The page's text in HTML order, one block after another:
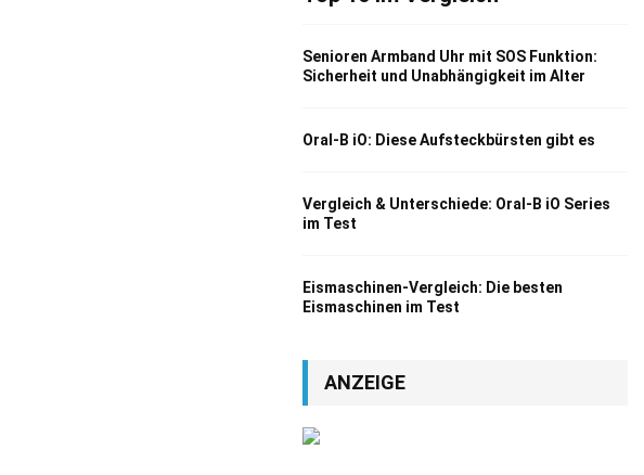
Senioren Armband Uhr mit SOS Funktion:
Sicherheit und Unabhängigkeit im Alter
Oral-B iO: Diese Aufsteckbürsten gibt es
Vergleich & Unterschiede: Oral-B iO Series
im Test
Eismaschinen-Vergleich: Die besten
Eismaschinen im Test
ANZEIGE